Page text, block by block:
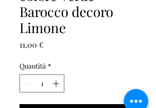
Barocco decoro
Limone
11,00 €Prezzo
Quantità *